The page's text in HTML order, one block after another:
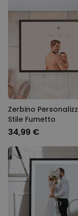
Zerbino
Stile Fumetto
34,99 €